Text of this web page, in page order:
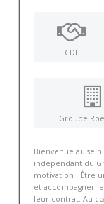
CDI
Groupe
Bienvenue au
indépendant du
motivation : Être
et accompagner
leur contrat. Au